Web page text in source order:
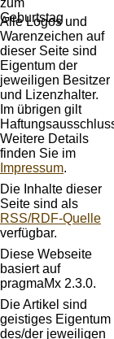
Alle Logos und
Warenzeichen auf
dieser Seite sind
Eigentum der
jeweiligen Besitzer
und Lizenzhalter.
Im übrigen gilt
Weitere Details
finden Sie im
Impressum.
Die Inhalte dieser
Seite sind als
RSS/RDF-Quelle
verfügbar.
Diese Webseite
basiert auf
pragmaMx 2.3.0.
Die Artikel sind
geistiges Eigentum
des/der jeweiligen